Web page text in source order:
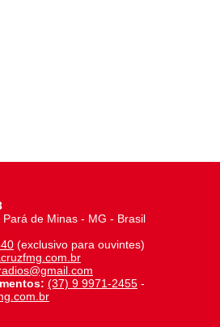
de Minas - MG - Brasil
(exclusivo para ouvintes)
(37) 9 9971-2455 -